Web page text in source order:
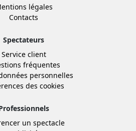
légales
Contacts
Spectateurs
Service client
fréquentes
personnelles
des cookies
un spectacle